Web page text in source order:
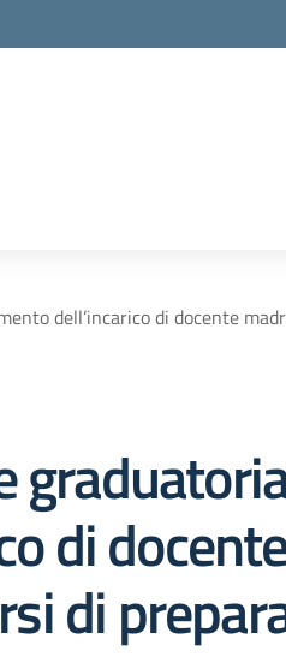
dell’incarico di docente
di
di